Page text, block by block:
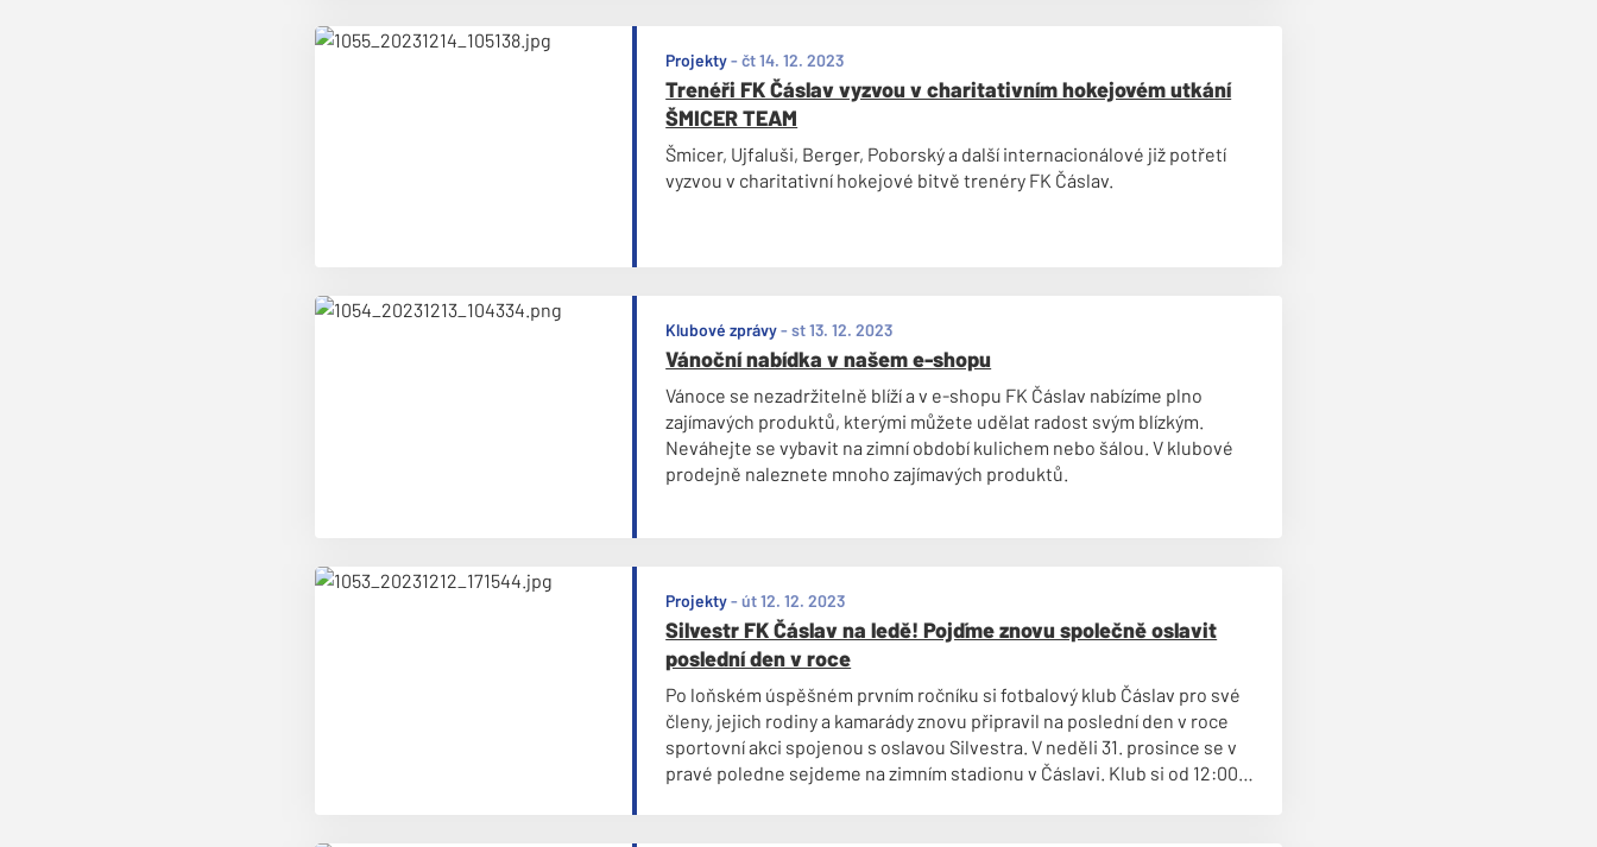
Projekty-čt 14. 12. 2023
Trenéři FK Čáslav vyzvou v charitativním hokejovém utkání
ŠMICER TEAM
Šmicer, Ujfaluši, Berger, Poborský a další internacionálové již potřetí
vyzvou v charitativní hokejové bitvě trenéry FK Čáslav.
Klubové zprávy-st 13. 12. 2023
Vánoční nabídka v našem e-shopu
Vánoce se nezadržitelně blíží a v e-shopu FK Čáslav nabízíme plno
zajímavých produktů, kterými můžete udělat radost svým blízkým.
Neváhejte se vybavit na zimní období kulichem nebo šálou. V klubové
prodejně naleznete mnoho zajímavých produktů.
Projekty-út 12. 12. 2023
Silvestr FK Čáslav na ledě! Pojďme znovu společně oslavit
poslední den v roce
Po loňském úspěšném prvním ročníku si fotbalový klub Čáslav pro své
členy, jejich rodiny a kamarády znovu připravil na poslední den v roce
sportovní akci spojenou s oslavou Silvestra. V neděli 31. prosince se v
pravé poledne sejdeme na zimním stadionu v Čáslavi. Klub si od 12:00